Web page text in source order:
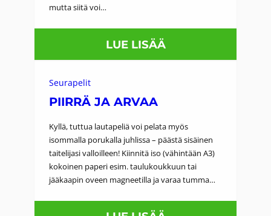
mutta siitä voi…
LUE LISÄÄ:
L
A
N
U
Seurapelit
PIIRRÄ JA ARVAA
Kyllä, tuttua lautapeliä voi pelata myös
isommalla porukalla juhlissa – päästä sisäinen
taitelijasi valloilleen! Kiinnitä iso (vähintään A3)
kokoinen paperi esim. taulukoukkuun tai
jääkaapin oveen magneetilla ja varaa tumma…